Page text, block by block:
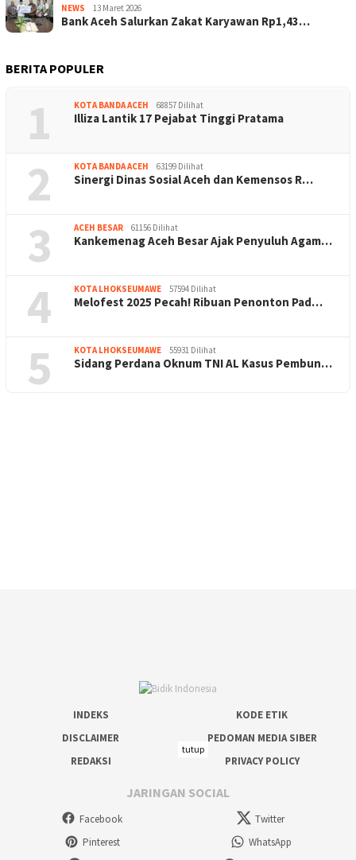
NEWS
13 Maret 2026
Bank Aceh Salurkan Zakat Karyawan Rp1,43…
BERITA POPULER
1 KOTA BANDA ACEH 68857 Dilihat
Illiza Lantik 17 Pejabat Tinggi Pratama
2 KOTA BANDA ACEH 63199 Dilihat
Sinergi Dinas Sosial Aceh dan Kemensos R…
3 ACEH BESAR 61156 Dilihat
Kankemenag Aceh Besar Ajak Penyuluh Agam…
4 KOTA LHOKSEUMAWE 57594 Dilihat
Melofest 2025 Pecah! Ribuan Penonton Pad…
5 KOTA LHOKSEUMAWE 55931 Dilihat
Sidang Perdana Oknum TNI AL Kasus Pembun…
INDEKS
KODE ETIK
DISCLAIMER
PEDOMAN MEDIA SIBER
REDAKSI
PRIVACY POLICY
JARINGAN SOCIAL
Facebook
Twitter
Pinterest
WhatsApp
tutup